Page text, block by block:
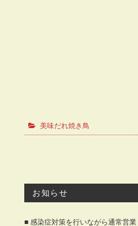
美味だれ焼き鳥
お知らせ
■ 感染症対策を行いながら通常営業